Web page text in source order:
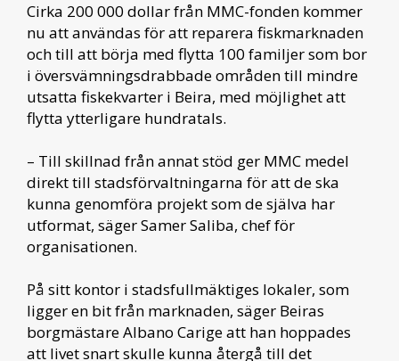
Cirka 200 000 dollar från MMC-fonden kommer
nu att användas för att reparera fiskmarknaden
och till att börja med flytta 100 familjer som bor
i översvämningsdrabbade områden till mindre
utsatta fiskekvarter i Beira, med möjlighet att
flytta ytterligare hundratals.
– Till skillnad från annat stöd ger MMC medel
direkt till stadsförvaltningarna för att de ska
kunna genomföra projekt som de själva har
utformat, säger Samer Saliba, chef för
organisationen.
På sitt kontor i stadsfullmäktiges lokaler, som
ligger en bit från marknaden, säger Beiras
borgmästare Albano Carige att han hoppades
att livet snart skulle kunna återgå till det